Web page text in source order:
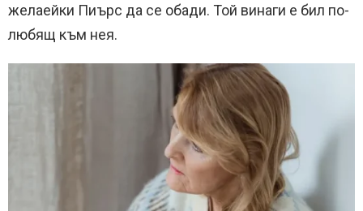
желаейки Пиърс да се обади. Той винаги е бил по-
любящ към нея.